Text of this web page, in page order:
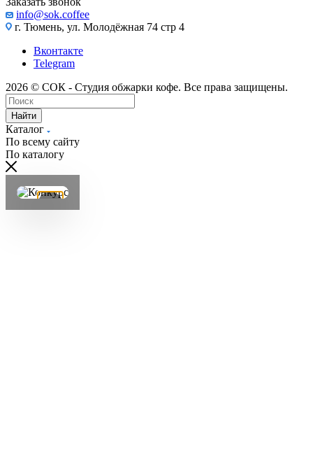
info@sok.coffee
г. Тюмень, ул. Молодёжная 74 стр 4
Вконтакте
Telegram
2026 © СОК - Студия обжарки кофе. Все права защищены.
Найти
Каталог
По всему сайту
По каталогу
×